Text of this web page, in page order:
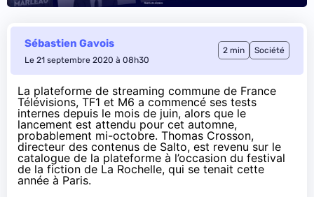
Sébastien Gavois
Le 21 septembre 2020 à 08h30
2 min Société
La plateforme de streaming commune de France
Télévisions, TF1 et M6 a commencé ses tests
internes depuis le mois de juin, alors que le
lancement est attendu pour cet automne,
probablement mi-octobre. Thomas Crosson,
directeur des contenus de Salto, est revenu sur le
catalogue de la plateforme à l’occasion du festival
de la fiction de La Rochelle, qui se tenait cette
année à Paris.